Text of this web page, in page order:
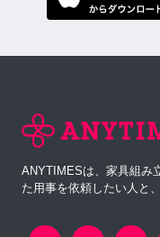
ANYTIMESは、家具組み
た用事を依頼したい人と